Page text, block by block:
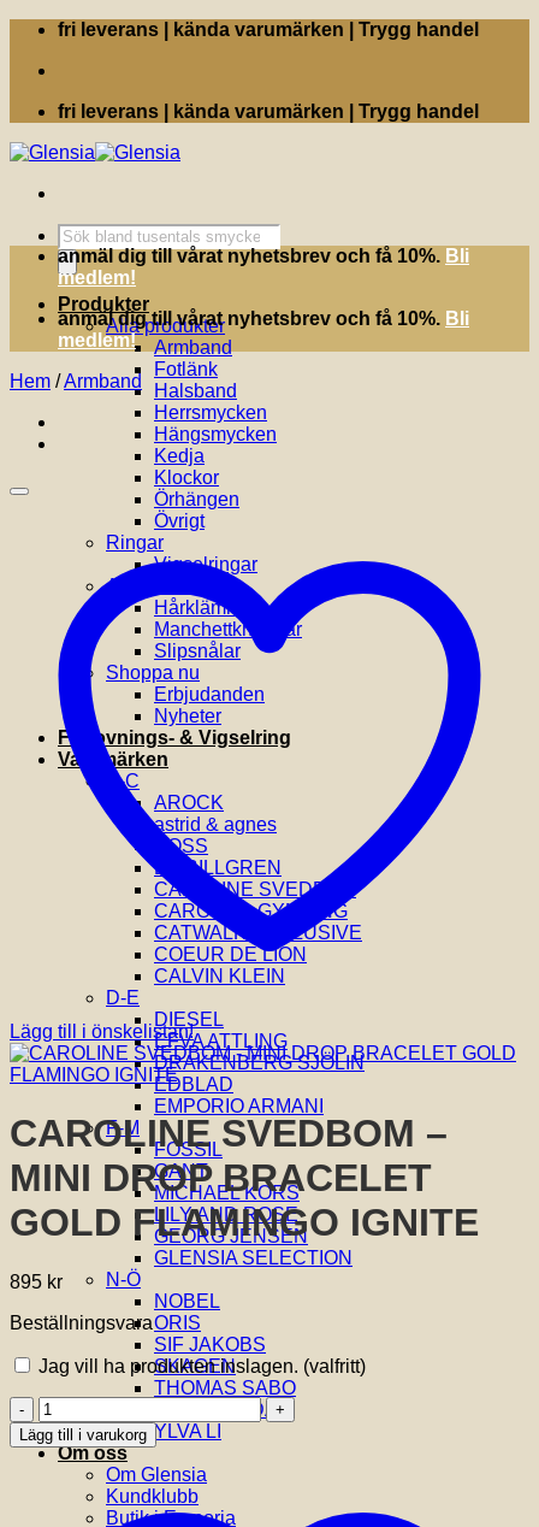
Skip
content
fri leverans | kända varumärken | Trygg handel
fri leverans | kända varumärken | Trygg handel
Produktsökning
Produkter
Alla produkter
Armband
Fotlänk
Halsband
Herrsmycken
Hängsmycken
Kedja
Klockor
Örhängen
Övrigt
Ringar
Vigselringar
Accessoarer
Hårklämmor
Manchettknappar
Slipsnålar
Shoppa nu
Erbjudanden
Nyheter
Förlovnings- & Vigselring
Varumärken
A-C
AROCK
astrid & agnes
BOSS
BY BILLGREN
CAROLINE SVEDBOM
CAROLINA GYNNING
CATWALK EXCLUSIVE
COEUR DE LION
CALVIN KLEIN
D-E
DIESEL
EFVA ATTLING
DRAKENBERG SJÖLIN
EDBLAD
EMPORIO ARMANI
F-M
FOSSIL
GANT
MICHAEL KORS
LILY AND ROSE
GEORG JENSEN
GLENSIA SELECTION
N-Ö
NOBEL
ORIS
SIF JAKOBS
SKAGEN
THOMAS SABO
VIDAL & VIDAL
YLVA LI
Om oss
Om Glensia
Kundklubb
Butik i Emporia
anmäl dig till vårat nyhetsbrev och få 10%. Bli
medlem!
anmäl dig till vårat nyhetsbrev och få 10%. Bli
medlem!
Hem /Armband
Lägg till i önskelistan!
CAROLINE SVEDBOM –
MINI DROP BRACELET
GOLD FLAMINGO IGNITE
895 kr
Beställningsvara
Jag vill ha produkten inslagen. (valfritt)
CAROLINE
SVEDBOM
-
DROP
BRACELET
Lägg till i varukorg